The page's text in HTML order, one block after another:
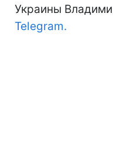
Украины
Telegram.